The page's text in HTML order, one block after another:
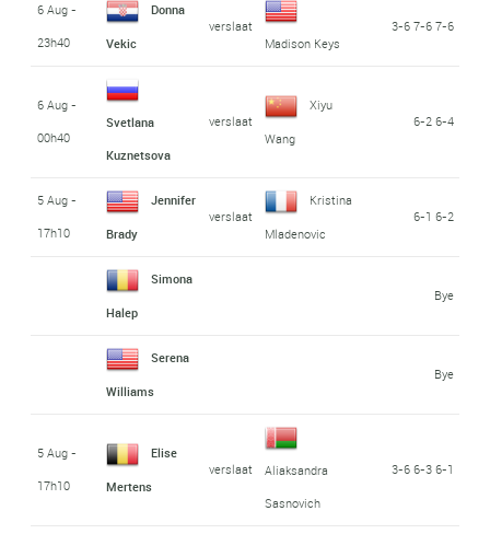
6 Aug -
23h40
Donna
Vekic
verslaat
Madison Keys
3-6 7-6 7-6
6 Aug -
00h40
Svetlana
Kuznetsova
verslaat
Xiyu
Wang
6-2 6-4
5 Aug -
17h10
Jennifer
Brady
verslaat
Kristina
Mladenovic
6-1 6-2
Simona
Halep
Bye
Serena
Williams
Bye
5 Aug -
17h10
Elise
Mertens
verslaat
Aliaksandra
Sasnovich
3-6 6-3 6-1